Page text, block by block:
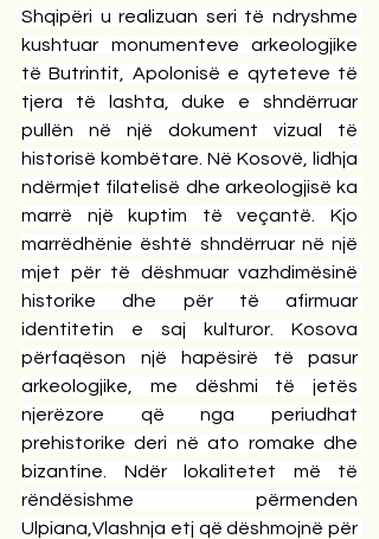
Shqipëri u realizuan seri të ndryshme
kushtuar monumenteve arkeologjike
të Butrintit, Apolonisë e qyteteve të
tjera të lashta, duke e shndërruar
pullën në një dokument vizual të
historisë kombëtare. Në Kosovë, lidhja
ndërmjet filatelisë dhe arkeologjisë ka
marrë një kuptim të veçantë. Kjo
marrëdhënie është shndërruar në një
mjet për të dëshmuar vazhdimësinë
historike dhe për të afirmuar
identitetin e saj kulturor. Kosova
përfaqëson një hapësirë të pasur
arkeologjike, me dëshmi të jetës
njerëzore që nga periudhat
prehistorike deri në ato romake dhe
bizantine. Ndër lokalitetet më të
rëndësishme përmenden
Ulpiana,Vlashnja etj që dëshmojnë për